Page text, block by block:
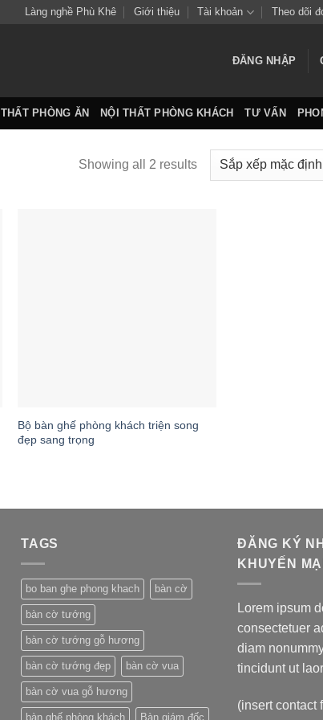
Làng nghề Phù Khê Giới thiệu Tài khoản Theo dõi
ĐĂNG NHẬP
PHÒNG ĂN NỘI THẤT PHÒNG KHÁCH TƯ VẤN
Showing all 2 results
Bộ bàn ghế phòng khách triện song
đẹp sang trọng
TAGS
bo ban ghe phong khach bàn cờ
bàn cờ tướng
bàn cờ tướng gỗ hương
bàn cờ tướng đẹp bàn cờ vua
bàn cờ vua gỗ hương
bàn ghế phòng khách Bàn giám đốc
ĐĂNG KÝ
KHUYẾN MẠI
Lorem ipsum
consectetuer
diam
tincidunt ut
(insert contact